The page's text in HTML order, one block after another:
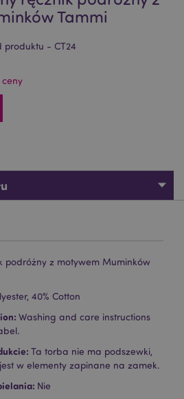
Tammi
produktu - CT24
podróżny z motywem Muminków
40% Cotton
Washing and care instructions
Ta torba nie ma podszewki,
w elementy zapinane na zamek.
Nie